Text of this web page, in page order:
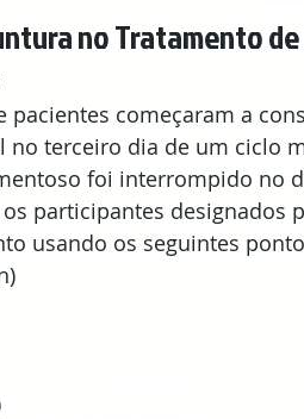
no Tratamento
pacientes começaram a
no terceiro dia de um ciclo
foi interrompido no
os participantes designados
usando os seguintes